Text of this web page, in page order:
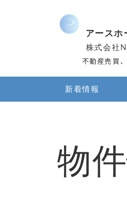
アースホ
株式会社
不動産売買、
新着情報
物